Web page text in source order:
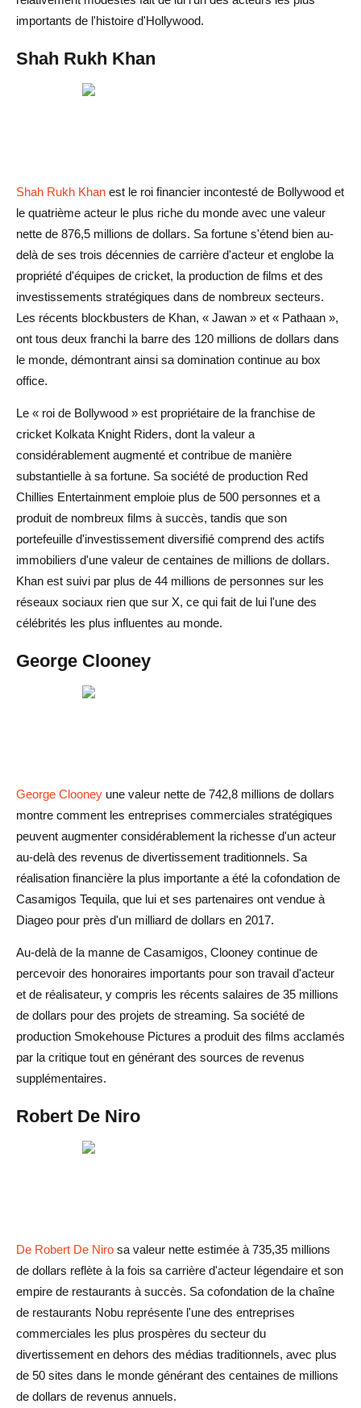
importants de l'histoire d'Hollywood.
Shah Rukh Khan
Shah Rukh Khan est le roi financier incontesté de Bollywood et
le quatrième acteur le plus riche du monde avec une valeur
nette de 876,5 millions de dollars. Sa fortune s'étend bien au-
delà de ses trois décennies de carrière d'acteur et englobe la
propriété d'équipes de cricket, la production de films et des
investissements stratégiques dans de nombreux secteurs.
Les récents blockbusters de Khan, « Jawan » et « Pathaan »,
ont tous deux franchi la barre des 120 millions de dollars dans
le monde, démontrant ainsi sa domination continue au box
office.
Le « roi de Bollywood » est propriétaire de la franchise de
cricket Kolkata Knight Riders, dont la valeur a
considérablement augmenté et contribue de manière
substantielle à sa fortune. Sa société de production Red
Chillies Entertainment emploie plus de 500 personnes et a
produit de nombreux films à succès, tandis que son
portefeuille d'investissement diversifié comprend des actifs
immobiliers d'une valeur de centaines de millions de dollars.
Khan est suivi par plus de 44 millions de personnes sur les
réseaux sociaux rien que sur X, ce qui fait de lui l'une des
célébrités les plus influentes au monde.
George Clooney
George Clooney une valeur nette de 742,8 millions de dollars
montre comment les entreprises commerciales stratégiques
peuvent augmenter considérablement la richesse d'un acteur
au-delà des revenus de divertissement traditionnels. Sa
réalisation financière la plus importante a été la cofondation de
Casamigos Tequila, que lui et ses partenaires ont vendue à
Diageo pour près d'un milliard de dollars en 2017.
Au-delà de la manne de Casamigos, Clooney continue de
percevoir des honoraires importants pour son travail d'acteur
et de réalisateur, y compris les récents salaires de 35 millions
de dollars pour des projets de streaming. Sa société de
production Smokehouse Pictures a produit des films acclamés
par la critique tout en générant des sources de revenus
supplémentaires.
Robert De Niro
De Robert De Niro sa valeur nette estimée à 735,35 millions
de dollars reflète à la fois sa carrière d'acteur légendaire et son
empire de restaurants à succès. Sa cofondation de la chaîne
de restaurants Nobu représente l'une des entreprises
commerciales les plus prospères du secteur du
divertissement en dehors des médias traditionnels, avec plus
de 50 sites dans le monde générant des centaines de millions
de dollars de revenus annuels.